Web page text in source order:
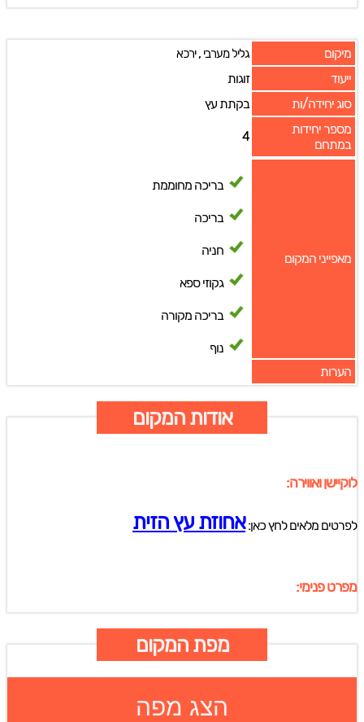
מיקום גליל מערבי,ירכא
ייעוד
זוגות
סוג יחידה/ות
בקתת עץ
מספר יחידות
במתחם
4
מאפייני המקום
בריכה מחוממת
בריכה
חניה
גקוזי ספא
בריכה מקורה
נוף
הערות
אודות המקום
לוקיישן ואווירה:
לפרטים מלאים לחץ כאן:אחוזת עץ הזית
מפרט פנימי:
מפת המקום
הצג מפה